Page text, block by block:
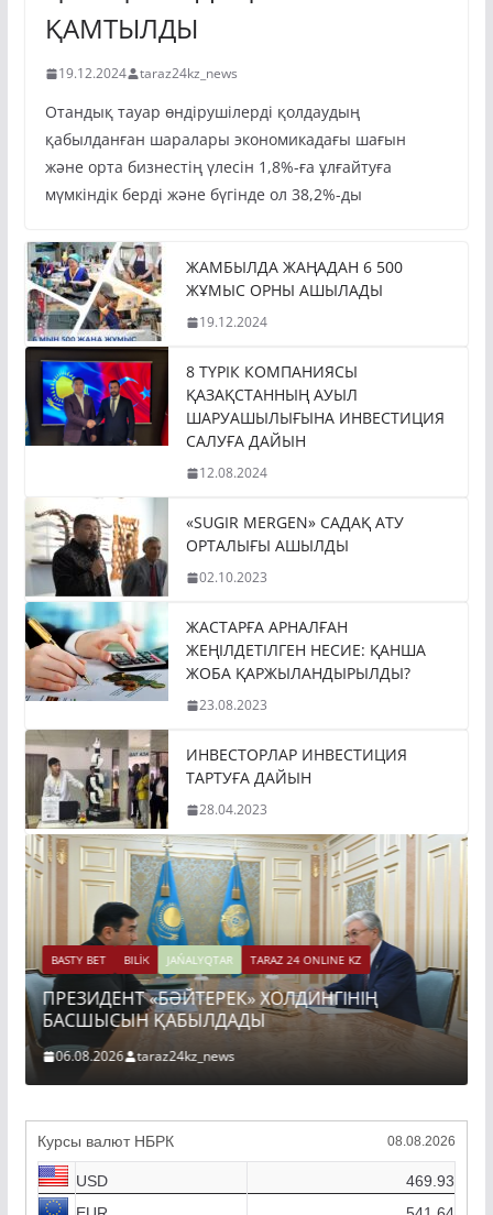
ҚАМТЫЛДЫ
19.12.2024 taraz24kz_news
Отандық тауар өндірушілерді қолдаудың
қабылданған шаралары экономикадағы шағын
және орта бизнестің үлесін 1,8%-ға ұлғайтуға
мүмкіндік берді және бүгінде ол 38,2%-ды
ЖАМБЫЛДА ЖАҢАДАН 6 500
ЖҰМЫС ОРНЫ АШЫЛАДЫ
19.12.2024
8 ТҮРІК КОМПАНИЯСЫ
ҚАЗАҚСТАННЫҢ АУЫЛ
ШАРУАШЫЛЫҒЫНА ИНВЕСТИЦИЯ
САЛУҒА ДАЙЫН
12.08.2024
«SUGIR MERGEN» САДАҚ АТУ
ОРТАЛЫҒЫ АШЫЛДЫ
02.10.2023
ЖАСТАРҒА АРНАЛҒАН
ЖЕҢІЛДЕТІЛГЕН НЕСИЕ: ҚАНША
ЖОБА ҚАРЖЫЛАНДЫРЫЛДЫ?
23.08.2023
ИНВЕСТОРЛАР ИНВЕСТИЦИЯ
ТАРТУҒА ДАЙЫН
28.04.2023
BASTY BET BILİK JAŃALYQTAR TARAZ 24 ONLINE KZ
ПРЕЗИДЕНТ «БӘЙТЕРЕК» ХОЛДИНГІНІҢ
БАСШЫСЫН ҚАБЫЛДАДЫ
06.08.2026 taraz24kz_news
Курсы валют НБРК 08.08.2026
USD
469.93